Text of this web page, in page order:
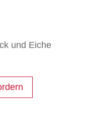
und Eiche